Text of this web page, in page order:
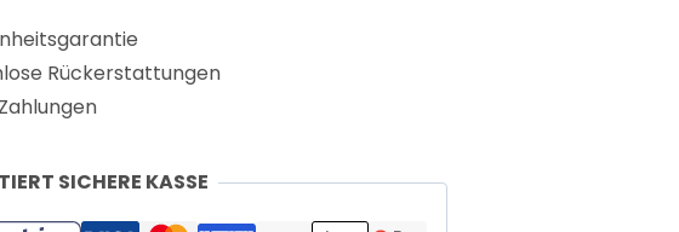
Rückerstattungen
SICHERE KASSE